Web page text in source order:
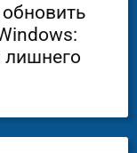
лишнего